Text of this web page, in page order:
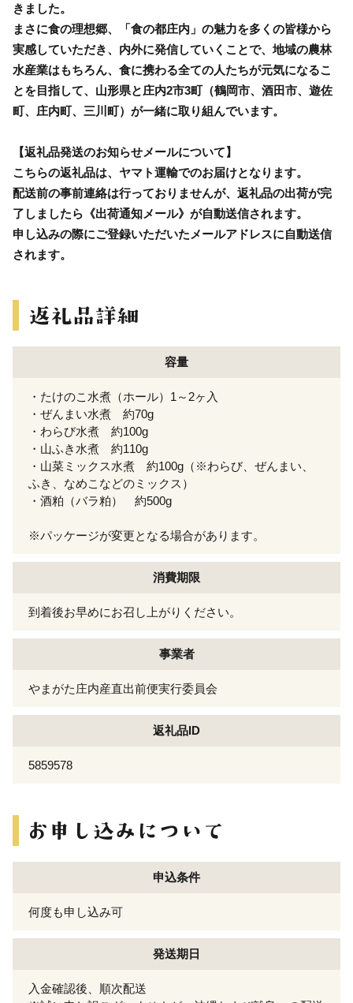
きました。
まさに食の理想郷、「食の都庄内」の魅力を多くの皆様から
実感していただき、内外に発信していくことで、地域の農林
水産業はもちろん、食に携わる全ての人たちが元気になるこ
とを目指して、山形県と庄内2市3町（鶴岡市、酒田市、遊佐
町、庄内町、三川町）が一緒に取り組んでいます。
【返礼品発送のお知らせメールについて】
こちらの返礼品は、ヤマト運輸でのお届けとなります。
配送前の事前連絡は行っておりませんが、返礼品の出荷が完
了しましたら《出荷通知メール》が自動送信されます。
申し込みの際にご登録いただいたメールアドレスに自動送信
されます。
容量
・たけのこ水煮（ホール）1～2ヶ入
・ぜんまい水煮 約70g
・わらび水煮 約100g
・山ふき水煮 約110g
・山菜ミックス水煮 約100g（※わらび、ぜんまい、
ふき、なめこなどのミックス）
・酒粕（バラ粕） 約500g
※パッケージが変更となる場合があります。
消費期限
到着後お早めにお召し上がりください。
事業者
やまがた庄内産直出前便実行委員会
返礼品ID
5859578
申込条件
何度も申し込み可
発送期日
入金確認後、順次配送